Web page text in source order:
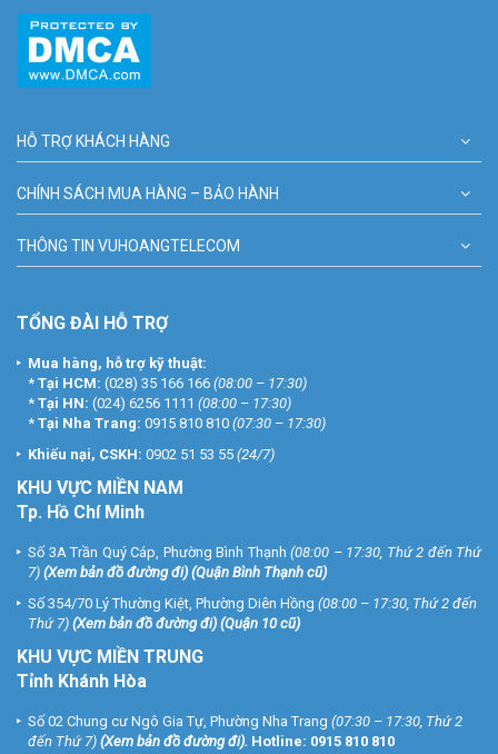
HỖ TRỢ KHÁCH HÀNG
CHÍNH SÁCH MUA HÀNG – BẢO HÀNH
THÔNG TIN VUHOANGTELECOM
TỔNG ĐÀI HỖ TRỢ
Mua hàng, hỗ trợ kỹ thuật:
* Tại HCM: (028) 35 166 166 (08:00 – 17:30)
* Tại HN: (024) 6256 1111 (08:00 – 17:30)
* Tại Nha Trang: 0915 810 810 (07:30 – 17:30)
Khiếu nại, CSKH: 0902 51 53 55 (24/7)
KHU VỰC MIỀN NAM
Tp. Hồ Chí Minh
Số 3A Trần Quý Cáp, Phường Bình Thạnh (08:00 – 17:30, Thứ 2 đến Thứ
7) (Xem bản đồ đường đi) (Quận Bình Thạnh cũ)
Số 354/70 Lý Thường Kiệt, Phường Diên Hồng (08:00 – 17:30, Thứ 2 đến
Thứ 7) (Xem bản đồ đường đi) (Quận 10 cũ)
KHU VỰC MIỀN TRUNG
Tỉnh Khánh Hòa
Số 02 Chung cư Ngô Gia Tự, Phường Nha Trang (07:30 – 17:30, Thứ 2
đến Thứ 7) (Xem bản đồ đường đi). Hotline: 0915 810 810